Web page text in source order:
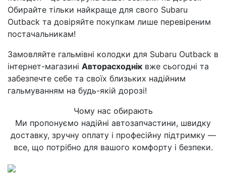
Обирайте тільки найкраще для свого Subaru
Outback та довіряйте покупкам лише перевіреним
постачальникам!
Замовляйте гальмівні колодки для Subaru Outback в
інтернет-магазині Авторасходнік вже сьогодні та
забезпечте себе та своїх близьких надійним
гальмуванням на будь-якій дорозі!
Чому нас обирають
Ми пропонуємо надійні автозапчастини, швидку
доставку, зручну оплату і професійну підтримку —
все, що потрібно для вашого комфорту і безпеки.